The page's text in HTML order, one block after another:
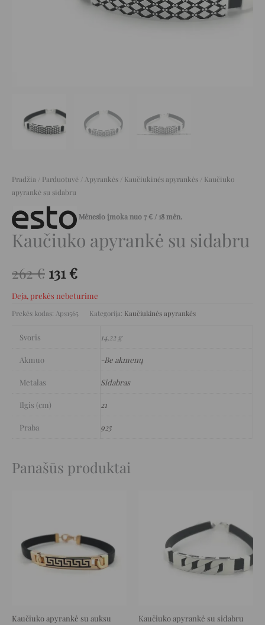
Pradžia / Parduotuvė / Apyrankės / Kaučiukinės apyrankės / Kaučiuko
apyrankė su sidabru
Mėnesio įmoka nuo7 € / 18 mėn.
Kaučiuko apyrankė su sidabru
262€ 131€
Deja, prekės nebeturime
Prekės kodas: Aps1565 Kategorija: Kaučiukinės apyrankės
Svoris 14,22 g
Akmuo -Be akmenų
Metalas Sidabras
Ilgis (cm) 21
Praba 925
Panašūs produktai
Kaučiuko apyrankė su auksu Kaučiuko apyrankė su sidabru